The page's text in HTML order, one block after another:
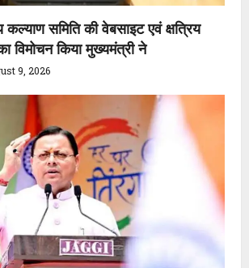
कल्याण समिति की वेबसाइट एवं क्षत्रिय
विमोचन किया मुख्यमंत्री ने
9, 2026